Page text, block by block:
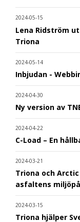
2024-05-15
Lena Ridström
Triona
2024-05-14
Inbjudan -
2024-04-30
Ny version av
2024-04-22
C-Load – En
2024-03-21
Triona och
asfaltens
2024-03-15
Triona hjälper